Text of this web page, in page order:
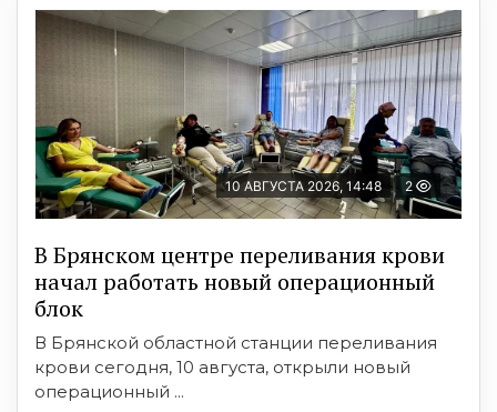
10 АВГУСТА 2026, 14:48 2
В Брянском центре переливания крови
начал работать новый операционный
блок
В Брянской областной станции переливания
крови сегодня, 10 августа, открыли новый
операционный ...